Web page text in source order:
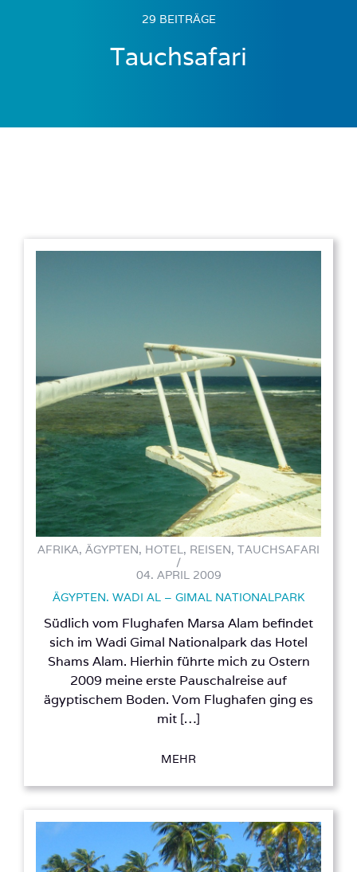
29 BEITRÄGE
Tauchsafari
AFRIKA, ÄGYPTEN, HOTEL, REISEN, TAUCHSAFARI
/
04. APRIL 2009
ÄGYPTEN. WADI AL – GIMAL NATIONALPARK
Südlich vom Flughafen Marsa Alam befindet
sich im Wadi Gimal Nationalpark das Hotel
Shams Alam. Hierhin führte mich zu Ostern
2009 meine erste Pauschalreise auf
ägyptischem Boden. Vom Flughafen ging es
mit […]
MEHR